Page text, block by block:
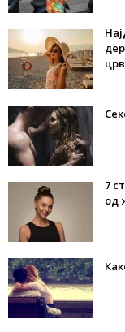
7
од